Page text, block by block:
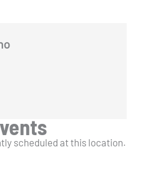
scheduled at this location.